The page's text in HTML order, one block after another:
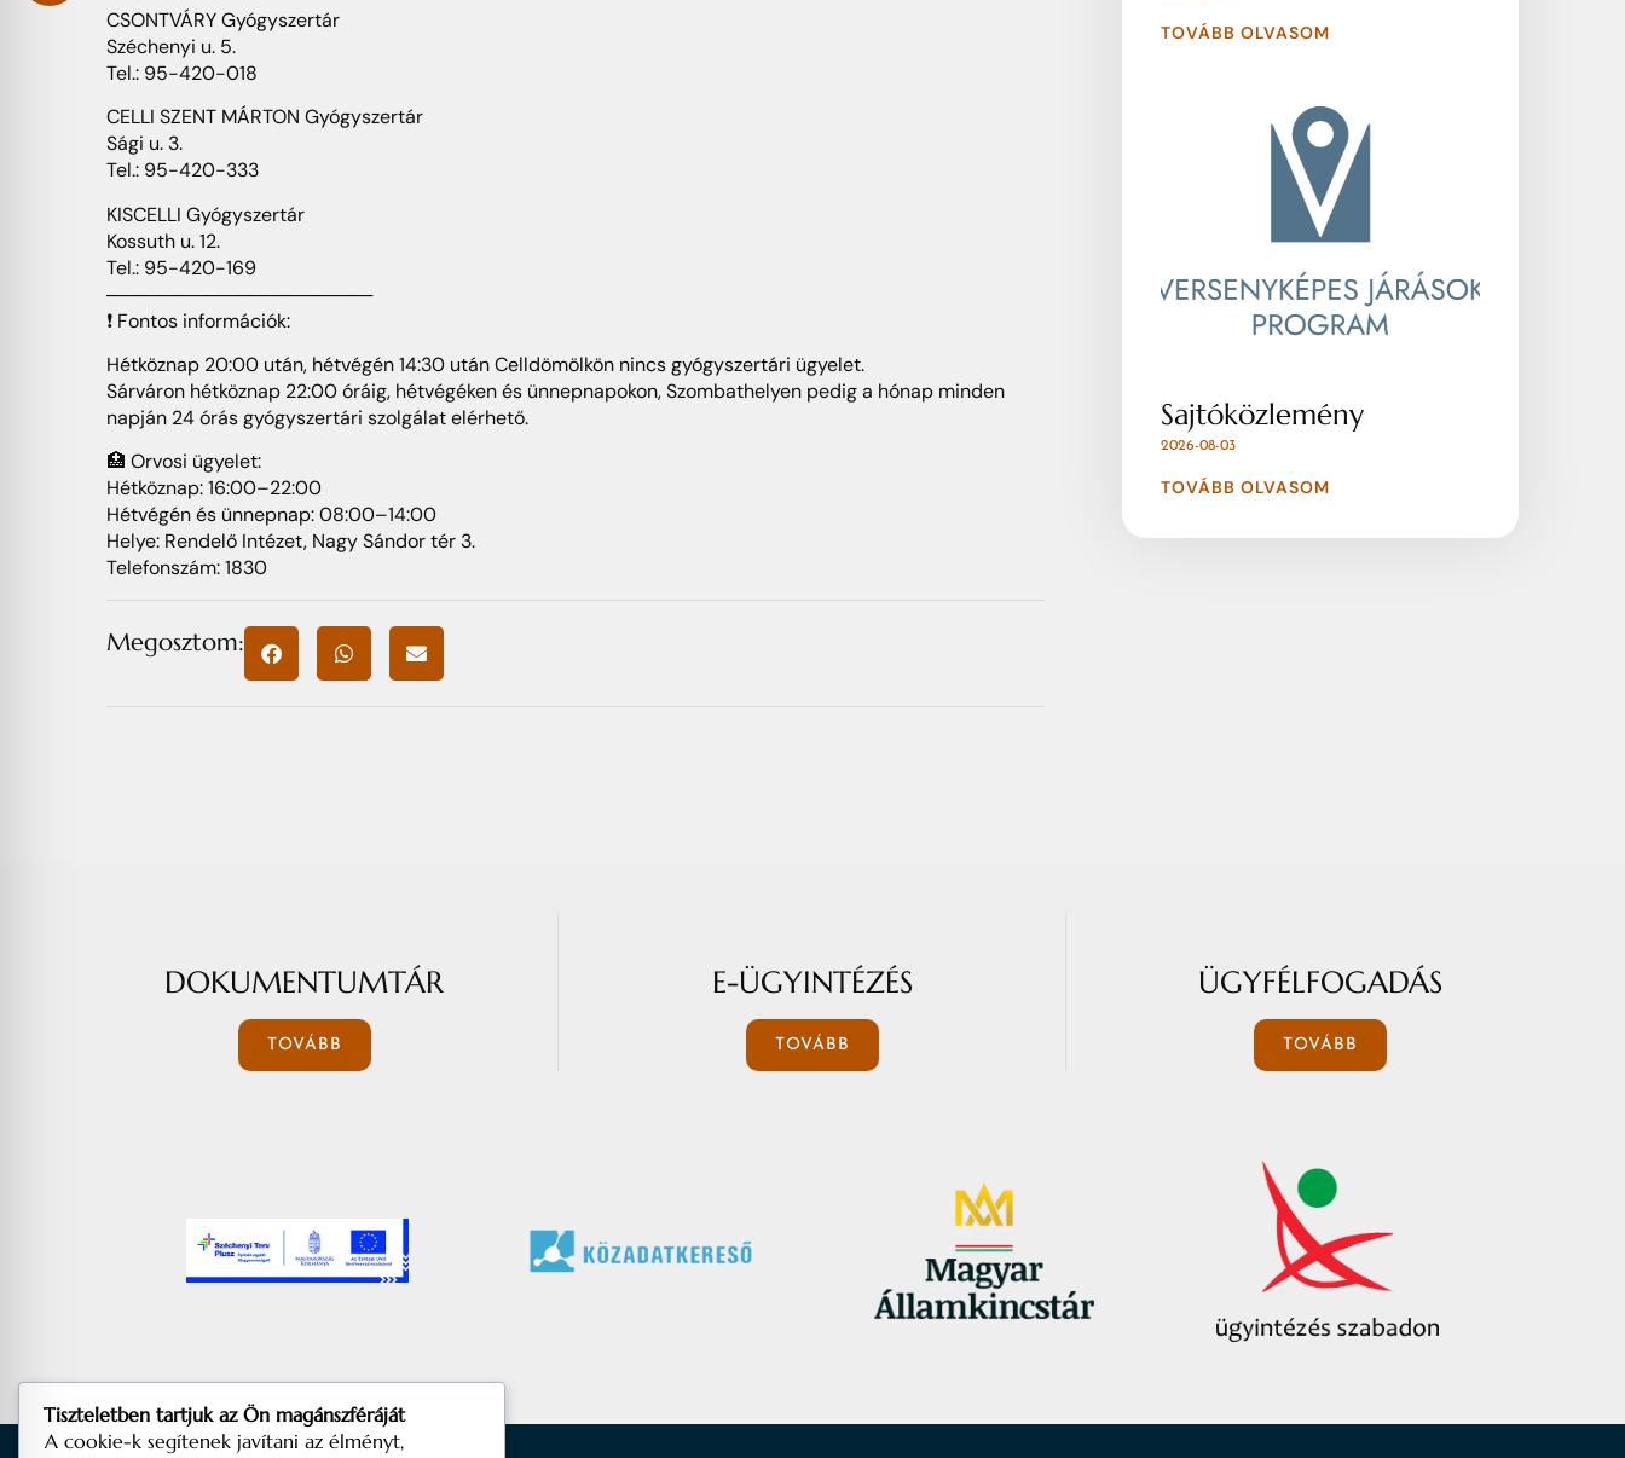
CSONTVÁRY Gyógyszertár
Széchenyi u. 5.
Tel.: 95-420-018
CELLI SZENT MÁRTON Gyógyszertár
Sági u. 3.
Tel.: 95-420-333
KISCELLI Gyógyszertár
Kossuth u. 12.
Tel.: 95-420-169
────────────────────
❗ Fontos információk:
Hétköznap 20:00 után, hétvégén 14:30 után Celldömölkön nincs gyógyszertári ügyelet.
Sárváron hétköznap 22:00 óráig, hétvégéken és ünnepnapokon, Szombathelyen pedig a hónap minden
napján 24 órás gyógyszertári szolgálat elérhető.
🏥 Orvosi ügyelet:
Hétköznap: 16:00–22:00
Hétvégén és ünnepnap: 08:00–14:00
Helye: Rendelő Intézet, Nagy Sándor tér 3.
Telefonszám: 1830
Megosztom:
TOVÁBB OLVASOM
Sajtóközlemény
2026-08-03
TOVÁBB OLVASOM
DOKUMENTUMTÁR
TOVÁBB
E-ÜGYINTÉZÉS
TOVÁBB
ÜGYFÉLFOGADÁS
TOVÁBB
Tiszteletben tartjuk az Ön magánszféráját
A cookie-k segítenek javítani az élményt,